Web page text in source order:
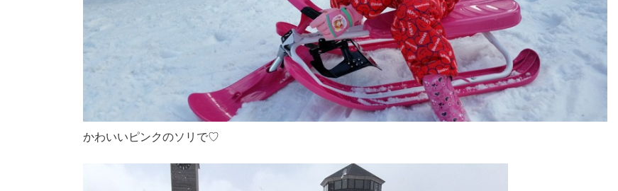
かわいいピンクのソリで♡